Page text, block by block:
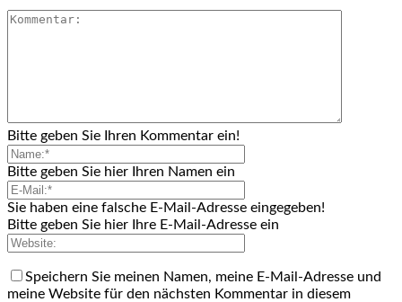
Bitte geben Sie Ihren Kommentar ein!
Bitte geben Sie hier Ihren Namen ein
Sie haben eine falsche E-Mail-Adresse eingegeben!
Bitte geben Sie hier Ihre E-Mail-Adresse ein
Speichern Sie meinen Namen, meine E-Mail-Adresse und
meine Website für den nächsten Kommentar in diesem